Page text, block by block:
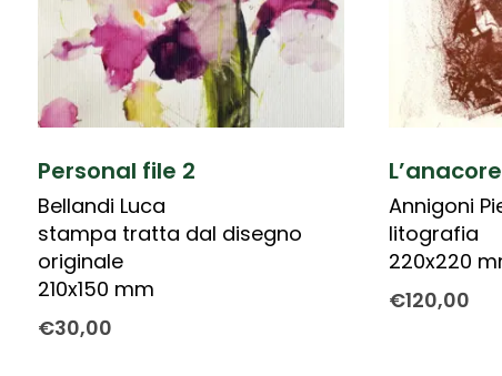
Personal file 2
Bellandi Luca
stampa tratta dal disegno
originale
210x150 mm
€30,00
Annigoni
litografia
220x220
€120,00